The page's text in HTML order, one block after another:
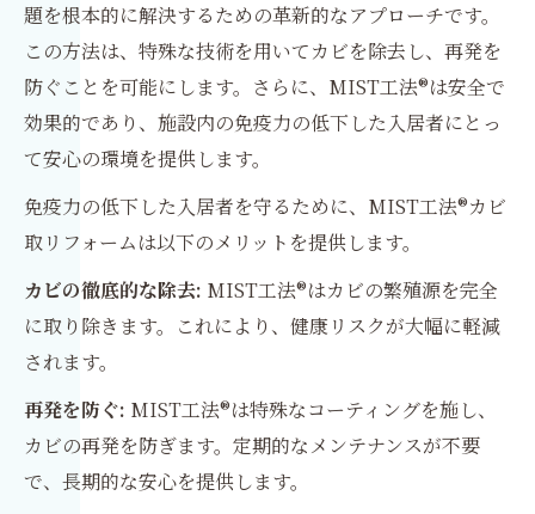
題を根本的に解決するための革新的なアプローチです。
この方法は、特殊な技術を用いてカビを除去し、再発を
防ぐことを可能にします。さらに、MIST工法®は安全で
効果的であり、施設内の免疫力の低下した入居者にとっ
て安心の環境を提供します。
免疫力の低下した入居者を守るために、MIST工法®カビ
取リフォームは以下のメリットを提供します。
カビの徹底的な除去: MIST工法®はカビの繁殖源を完全
に取り除きます。これにより、健康リスクが大幅に軽減
されます。
再発を防ぐ: MIST工法®は特殊なコーティングを施し、
カビの再発を防ぎます。定期的なメンテナンスが不要
で、長期的な安心を提供します。